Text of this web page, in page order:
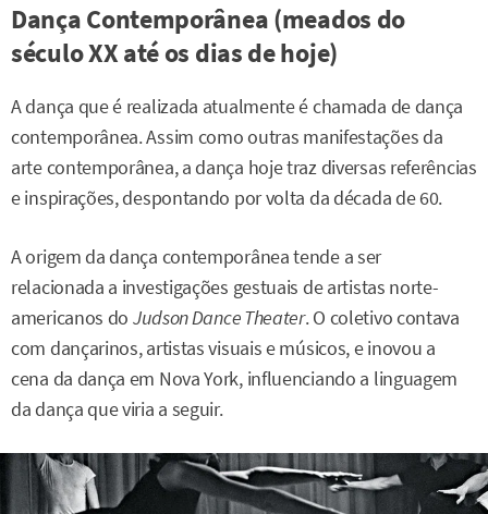
Dança Contemporânea (meados do
século XX até os dias de hoje)
A dança que é realizada atualmente é chamada de dança
contemporânea. Assim como outras manifestações da
arte contemporânea, a dança hoje traz diversas referências
e inspirações, despontando por volta da década de 60.
A origem da dança contemporânea tende a ser
relacionada a investigações gestuais de artistas norte-
americanos do Judson Dance Theater. O coletivo contava
com dançarinos, artistas visuais e músicos, e inovou a
cena da dança em Nova York, influenciando a linguagem
da dança que viria a seguir.